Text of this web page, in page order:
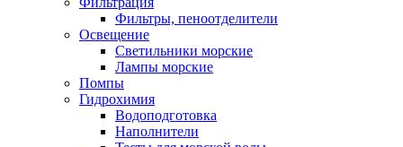
Фильтры, пеноотделители
Освещение
Светильники морские
Лампы морские
Помпы
Гидрохимия
Водоподготовка
Наполнители